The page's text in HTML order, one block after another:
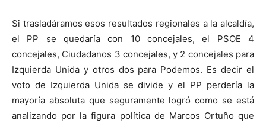
Si trasladáramos esos resultados regionales a la alcaldía,
el PP se quedaría con 10 concejales, el PSOE 4
concejales, Ciudadanos 3 concejales, y 2 concejales para
Izquierda Unida y otros dos para Podemos. Es decir el
voto de Izquierda Unida se divide y el PP perdería la
mayoría absoluta que seguramente logró como se está
analizando por la figura política de Marcos Ortuño que